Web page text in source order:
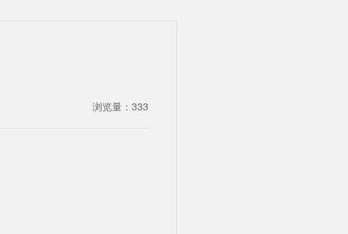
浏览量： 333